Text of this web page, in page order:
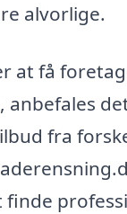
alvorlige.
at få
anbefales
fra